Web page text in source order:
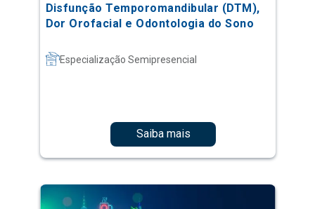
Disfunção Temporomandibular (DTM),
Dor Orofacial e Odontologia do Sono
Especialização Semipresencial
Saiba mais